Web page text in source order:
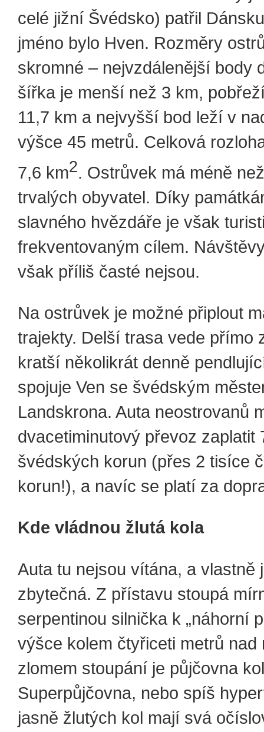
celé jižní Švédsko) patřil
jméno bylo Hven. Rozměry
skromné – nejvzdálenější body
šířka je menší než 3 km,
11,7 km a nejvyšší bod leží v
výšce 45 metrů. Celková
7,6 km2. Ostrůvek má méně
trvalých obyvatel. Díky
slavného hvězdáře je však
frekventovaným cílem.
však příliš časté nejsou.
Na ostrůvek je možné připlout
trajekty. Delší trasa vede přímo
kratší několikrát denně
spojuje Ven se švédským
Landskrona. Auta neostrovanů
dvacetiminutový převoz zaplatit
švédských korun (přes 2 tisíce
korun!), a navíc se platí za
Kde vládnou žlutá kola
Auta tu nejsou vítána, a vlastně
zbytečná. Z přístavu stoupá
serpentinou silnička k „náhorní
výšce kolem čtyřiceti metrů nad
zlomem stoupání je půjčovna
Superpůjčovna, nebo spíš
jasně žlutých kol mají svá